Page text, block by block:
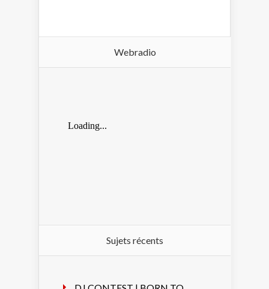
Webradio
Sujets récents